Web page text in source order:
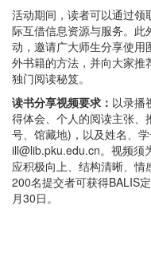
活动期间，读者可以通过领
际互借信息资源与服务。此
动，邀请广大师生分享使
外书籍的方法，并向大家推
独门阅读秘笈。
读书分享视频要求： 以录播
得体会、个人的阅读主张、
号、馆藏地)，以及姓名、
ill@lib.pku.edu.cn。视频须
应积极向上、结构清晰、
200名提交者可获得BALIS
月30日。